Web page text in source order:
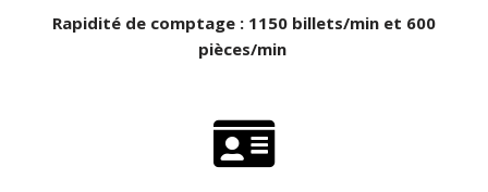
Rapidité de comptage : 1150 billets/min et 600
pièces/min